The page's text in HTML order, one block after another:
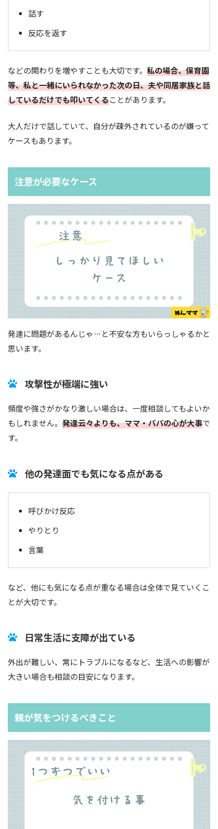
話す
反応を返す
などの関わりを増やすことも大切です。 私の場合、保育園
等、私と一緒にいられなかった次の日、夫や同居家族と話
しているだけでも叩いてくることがあります。
大人だけで話していて、自分が疎外されているのが嫌って
ケースもあります。
注意が必要なケース
発達に問題があるんじゃ…と不安な方もいらっしゃるかと
思います。
攻撃性が極端に強い
頻度や強さがかなり激しい場合は、一度相談してもよいか
もしれません。 発達云々よりも、ママ・パパの心が大事で
す。
他の発達面でも気になる点がある
呼びかけ反応
やりとり
言葉
など、他にも気になる点が重なる場合は全体で見ていくこ
とが大切です。
日常生活に支障が出ている
外出が難しい、常にトラブルになるなど、生活への影響が
大きい場合も相談の目安になります。
親が気をつけるべきこと